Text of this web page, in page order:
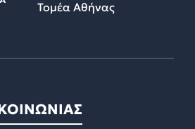
Τομέα Αθήνας